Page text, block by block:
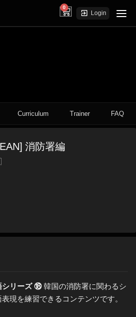
0
cart Login
Curriculum Trainer FAQ
消防署編
シリーズ ⑱韓国の消防署に関わるシ
現を練習できるコンテンツです。